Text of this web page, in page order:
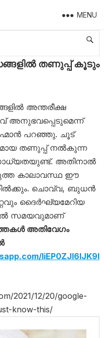
MENU
ദിവസങ്ങളില്‍ തണുപ്പ് കൂടും
തണുപ്പ് കൂടും
അന്തരീക്ഷ
അനുഭവപ്പെടുമെന്ന്
പറഞ്ഞു. ചൂട്
തണുപ്പ് നല്‍കുന്ന
സാധ്യതയുണ്ട്. അതിനാല്‍
കാലാവസ്ഥ ഈ
ചൊവ്വ, ബുധന്‍
ദൈര്‍ഘ്യമേറിയ
സമയവുമാണ്
അതിവേഗം
IiEP0ZJI6lJK9l
2021/12/20/google-
know-this/